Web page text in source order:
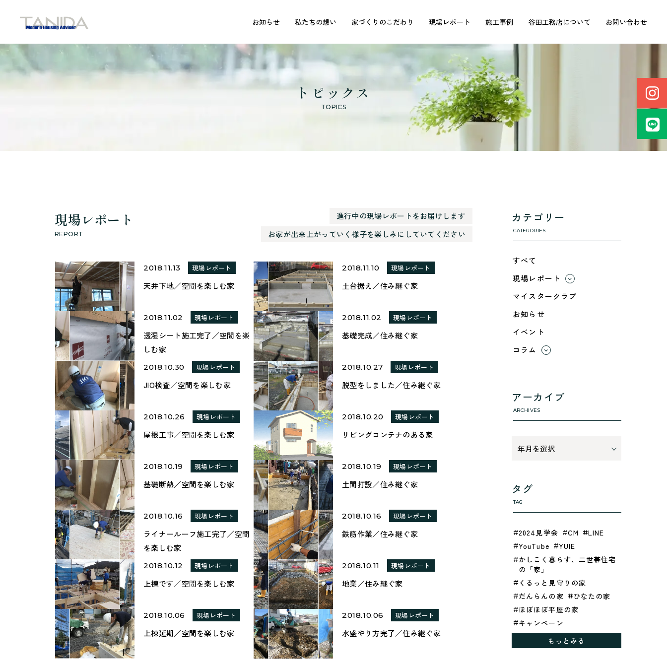
谷田工務店のトップページへ移動
お知らせ 私たちの想い 家づくりのこだわり 現場レポート 施工事例 谷田工務店について お問い合わせ
トピックス
TOPICS
現場レポート
REPORT
進行中の現場レポートをお届けします
お家が出来上がっていく様子を楽しみにしていてください
2018.11.13 現場レポート
天井下地／空間を楽しむ家
2018.11.10 現場レポート
土台据え／住み継ぐ家
2018.11.02 現場レポート
透湿シート施工完了／空間を楽
しむ家
2018.11.02 現場レポート
基礎完成／住み継ぐ家
2018.10.30 現場レポート
JIO検査／空間を楽しむ家
2018.10.27 現場レポート
脱型をしました／住み継ぐ家
2018.10.26 現場レポート
屋根工事／空間を楽しむ家
2018.10.20 現場レポート
リビングコンテナのある家
2018.10.19 現場レポート
基礎断熱／空間を楽しむ家
2018.10.19 現場レポート
土間打設／住み継ぐ家
2018.10.16 現場レポート
ライナールーフ施工完了／空間
を楽しむ家
2018.10.16 現場レポート
鉄筋作業／住み継ぐ家
2018.10.12 現場レポート
上棟です／空間を楽しむ家
2018.10.11 現場レポート
地業／住み継ぐ家
2018.10.06 現場レポート
上棟延期／空間を楽しむ家
2018.10.06 現場レポート
水盛やり方完了／住み継ぐ家
カテゴリー
CATEGORIES
すべて
現場レポート
すべて
綾部市
舞鶴市-中
舞鶴市-東
マイスタークラブ
お知らせ
イベント
コラム
断熱性のこと
アーカイブ
ARCHIVES
タグ
TAG
2024見学会 CM
LINE
YouTube
YUIE
かしこく暮らす、二世帯住宅
の「家」
くるっと見守りの家
だんらんの家
ひなたの家
ほぼほぼ平屋の家
キャンペーン
グレイッシュでクールな家
シックブラウンで調和する
もっとみる